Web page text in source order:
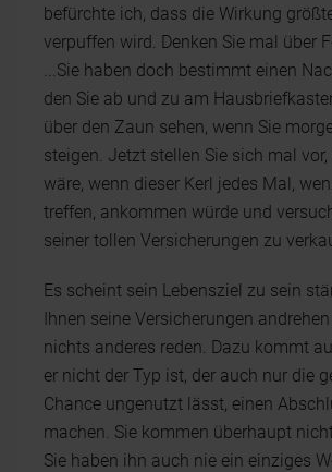
befürchte ich, dass die Wirkung
verpuffen wird. Denken Sie mal über
...Sie haben doch bestimmt einen
den Sie ab und zu am
über den Zaun sehen, wenn Sie
steigen. Jetzt stellen Sie sich mal
wäre, wenn dieser Kerl jedes Mal,
treffen, ankommen würde und
seiner tollen Versicherungen zu
Es scheint sein Lebensziel zu sein
Ihnen seine Versicherungen
nichts anderes reden. Dazu kommt
er nicht der Typ ist, der auch nur die
Chance ungenutzt lässt, einen
machen. Sie kommen überhaupt
Sie haben ihn auch nie ein einziges